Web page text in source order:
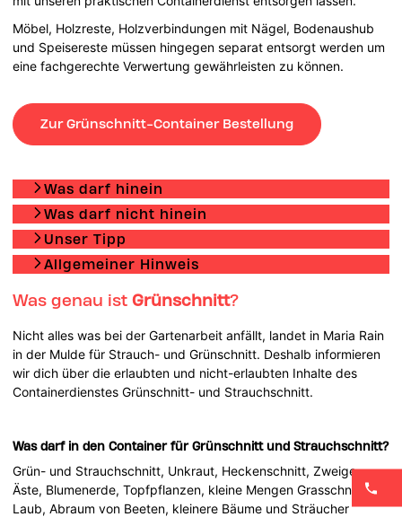
Möbel, Holzreste, Holzverbindungen mit Nägel, Bodenaushub
und Speisereste müssen hingegen separat entsorgt werden um
eine fachgerechte Verwertung gewährleisten zu können.
Zur Grünschnitt-Container Bestellung
Was darf hinein
Was darf nicht hinein
Unser Tipp
Allgemeiner Hinweis
Was genau istGrünschnitt?
Nicht alles was bei der Gartenarbeit anfällt, landet in Maria Rain
in der Mulde für Strauch- und Grünschnitt. Deshalb informieren
wir dich über die erlaubten und nicht-erlaubten Inhalte des
Containerdienstes Grünschnitt- und Strauchschnitt.
Was darf in den Container für Grünschnitt und Strauchschnitt?
Grün- und Strauchschnitt, Unkraut, Heckenschnitt, Zweige,
Äste, Blumenerde, Topfpflanzen, kleine Mengen Grasschnitt,
Laub, Abraum von Beeten, kleinere Bäume und Sträucher